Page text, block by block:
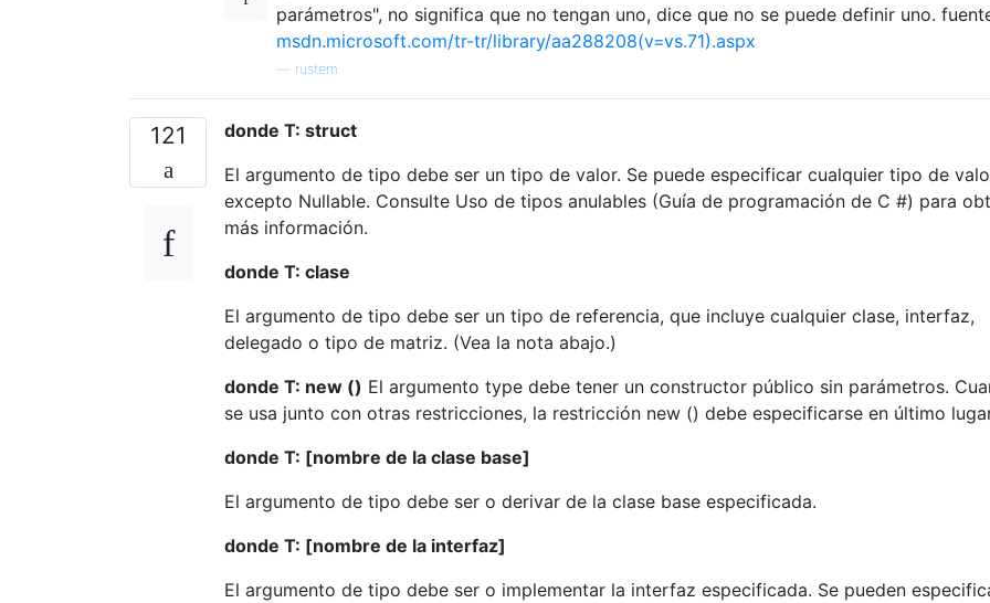
parámetros", no significa que no tengan uno, dice que no se puede definir uno.
msdn.microsoft.com/tr-tr/library/aa288208(v=vs.71).aspx
rustem
121
donde T: struct
El argumento de tipo debe ser un tipo de valor. Se puede especificar cualquier tipo de
excepto Nullable. Consulte Uso de tipos anulables (Guía de programación de C #) para
más información.
donde T: clase
El argumento de tipo debe ser un tipo de referencia, que incluye cualquier clase, interfaz,
delegado o tipo de matriz. (Vea la nota abajo.)
donde T: new () El argumento type debe tener un constructor público sin parámetros.
se usa junto con otras restricciones, la restricción new () debe especificarse en último
donde T: [nombre de la clase base]
El argumento de tipo debe ser o derivar de la clase base especificada.
donde T: [nombre de la interfaz]
El argumento de tipo debe ser o implementar la interfaz especificada. Se pueden